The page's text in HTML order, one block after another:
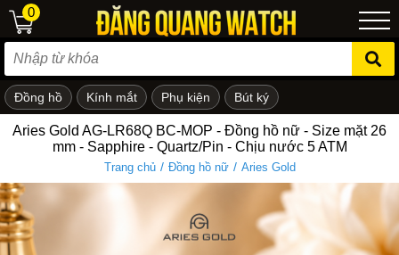
em
0
Đồng hồ Kính mắt Phụ kiện Bút ký
Aries Gold AG-LR68Q BC-MOP - Đồng hồ nữ - Size mặt 26
mm - Sapphire - Quartz/Pin - Chịu nước 5 ATM
Trang chủ / Đồng hồ nữ / Aries Gold